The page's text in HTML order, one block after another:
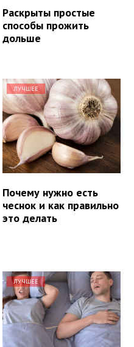
Раскрыты простые
способы прожить
дольше
ЛУЧШЕЕ
Почему нужно есть
чеснок и как правильно
это делать
ЛУЧШЕЕ